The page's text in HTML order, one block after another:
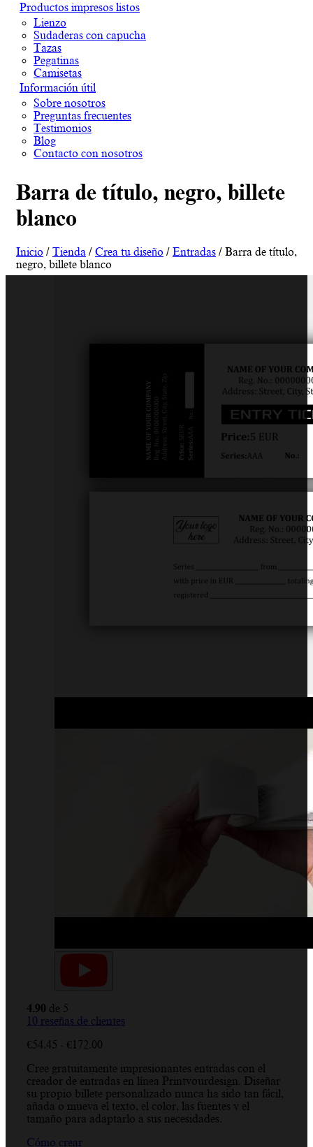
Productos impresos listos
Lienzo
Sudaderas con capucha
Tazas
Pegatinas
Camisetas
Información útil
Sobre nosotros
Preguntas frecuentes
Testimonios
Blog
Contacto con nosotros
Barra de título, negro, billete
blanco
Inicio / Tienda / Crea tu diseño / Entradas / Barra de título,
negro, billete blanco
4.90 de 5
10 reseñas de clientes
€54.45 - €172.00
precios:
desde
€54.45
hasta
€172.00
Cree gratuitamente impresionantes entradas con el
creador de entradas en línea Printyourdesign. Diseñar
su propio billete personalizado nunca ha sido tan fácil,
añada o mueva el texto, el color, las fuentes y el
tamaño para adaptarlo a sus necesidades.
Cómo crear